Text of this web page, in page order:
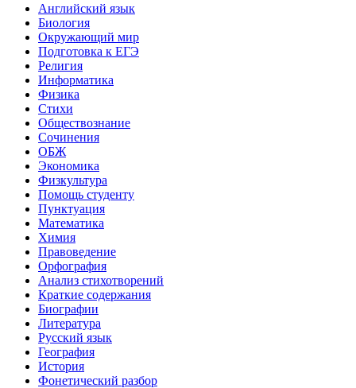
Английский язык
Биология
Окружающий мир
Подготовка к ЕГЭ
Религия
Информатика
Физика
Стихи
Обществознание
Сочинения
ОБЖ
Экономика
Физкультура
Помощь студенту
Пунктуация
Математика
Химия
Правоведение
Орфография
Анализ стихотворений
Краткие содержания
Биографии
Литература
Русский язык
География
История
Фонетический разбор